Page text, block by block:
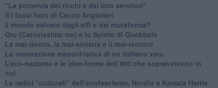
"La protervia dei ricchi e dei loro servitori"
S’i fossi foco di Cecco Angiolieri
​Il mondo salvato dagli elfi e dai mutaforma?
Gru (Cattivissimo me) e lo Spirito di Goebbels
​La mal-destra, la mal-sinistra e il mal-tecnico
​La venerazione masochistica di un italiano vero
​L’eco-nazismo e le idee-forma dell’800 che sopravvivono in
noi
​Le radici “culturali” dell’ecofascismo, Nordio e Kamala Harris